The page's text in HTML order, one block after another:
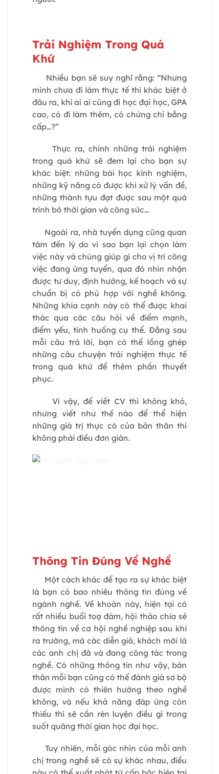
Trải Nghiệm Trong Quá
Khứ
Nhiều bạn sẽ suy nghĩ rằng: “Nhưng
mình chưa đi làm thực tế thì khác biệt ở
đâu ra, khi ai ai cũng đi học đại học, GPA
cao, có đi làm thêm, có chứng chỉ bằng
cấp…?”
Thực ra, chính những trải nghiệm
trong quá khứ sẽ đem lại cho bạn sự
khác biệt: những bài học kinh nghiệm,
những kỹ năng có được khi xử lý vấn đề,
những thành tựu đạt được sau một quá
trình bỏ thời gian và công sức…
Ngoài ra, nhà tuyển dụng cũng quan
tâm đến lý do vì sao bạn lại chọn làm
việc này và chúng giúp gì cho vị trí công
việc đang ứng tuyển, qua đó nhìn nhận
được tư duy, định hướng, kế hoạch và sự
chuẩn bị có phù hợp với nghề không.
Những khía cạnh này có thể được khai
thác qua các câu hỏi về điểm mạnh,
điểm yếu, tình huống cụ thể. Đằng sau
mỗi câu trả lời, bạn có thể lồng ghép
những câu chuyện trải nghiệm thực tế
trong quá khứ để thêm phần thuyết
phục.
Vì vậy, để viết CV thì không khó,
nhưng viết như thế nào để thể hiện
những giá trị thực có của bản thân thì
không phải điều đơn giản.
Thông Tin Đúng Về Nghề
Một cách khác để tạo ra sự khác biệt
là bạn có bao nhiêu thông tin đúng về
ngành nghề. Về khoản này, hiện tại có
rất nhiều buổi toạ đàm, hội thảo chia sẻ
thông tin về cơ hội nghề nghiệp sau khi
ra trường, mà các diễn giả, khách mời là
các anh chị đã và đang công tác trong
nghề. Có những thông tin như vậy, bản
thân mỗi bạn cũng có thể đánh giá sơ bộ
được mình có thiên hướng theo nghề
không, và nếu khả năng đáp ứng còn
thiếu thì sẽ cần rèn luyện điều gì trong
suốt quãng thời gian học đại học.
Tuy nhiên, mỗi góc nhìn của mỗi anh
chị trong nghề sẽ có sự khác nhau, điều